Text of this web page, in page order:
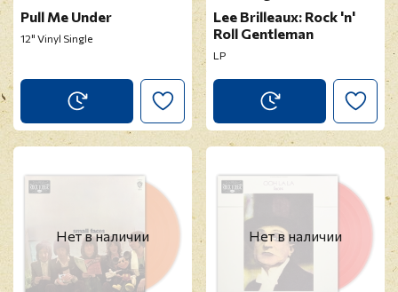
Pull Me Under
12" Vinyl Single
Lee Brilleaux: Rock 'n'
Roll Gentleman
LP
Нет в наличии Нет в наличии